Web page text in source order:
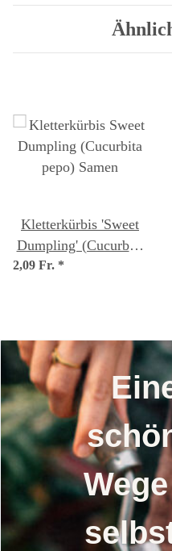
Kletterkürbis 'Sweet
Dumpling' (Cucurbita
pepo) Samen
2,09 Fr. *